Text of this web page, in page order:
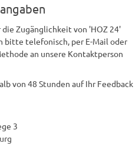
die Zugänglichkeit von 'HOZ 24'
bitte telefonisch, per E-Mail oder
an unsere Kontaktperson
von 48 Stunden auf Ihr Feedback
3